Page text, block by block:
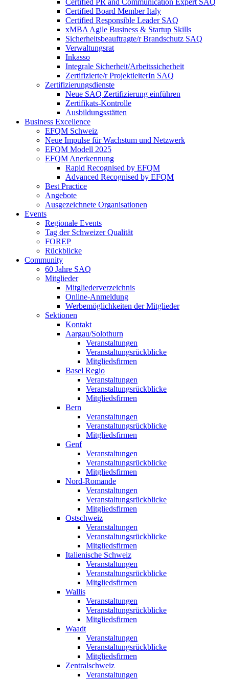
Certified PR and Communication Expert SAQ
Certified Board Member Italy
Certified Responsible Leader SAQ
xMBA Agile Business & Startup Skills
Sicherheitsbeauftragte/​r Brandschutz SAQ
Verwaltungsrat
Inkasso
Integrale Sicherheit/Arbeitssicherheit
Zertifizierte/r ProjektleiterIn SAQ
Zertifizierungsdienste
Neue SAQ Zertifizierung einführen
Zertifikats-Kontrolle
Ausbildungsstätten
Business Excellence
EFQM Schweiz
Neue Impulse für Wachstum und Netzwerk
EFQM Modell 2025
EFQM Anerkennung
Rapid Recognised by EFQM
Advanced Recognised by EFQM
Best Practice
Angebote
Ausgezeichnete Organisationen
Events
Regionale Events
Tag der Schweizer Qualität
FOREP
Rückblicke
Community
60 Jahre SAQ
Mitglieder
Mitgliederverzeichnis
Online-Anmeldung
Werbemöglichkeiten der Mitglieder
Sektionen
Kontakt
Aargau/Solothurn
Veranstaltungen
Veranstaltungsrückblicke
Mitgliedsfirmen
Basel Regio
Veranstaltungen
Veranstaltungsrückblicke
Mitgliedsfirmen
Bern
Veranstaltungen
Veranstaltungsrückblicke
Mitgliedsfirmen
Genf
Veranstaltungen
Veranstaltungsrückblicke
Mitgliedsfirmen
Nord-Romande
Veranstaltungen
Veranstaltungsrückblicke
Mitgliedsfirmen
Ostschweiz
Veranstaltungen
Veranstaltungsrückblicke
Mitgliedsfirmen
Italienische Schweiz
Veranstaltungen
Veranstaltungsrückblicke
Mitgliedsfirmen
Wallis
Veranstaltungen
Veranstaltungsrückblicke
Mitgliedsfirmen
Waadt
Veranstaltungen
Veranstaltungsrückblicke
Mitgliedsfirmen
Zentralschweiz
Veranstaltungen